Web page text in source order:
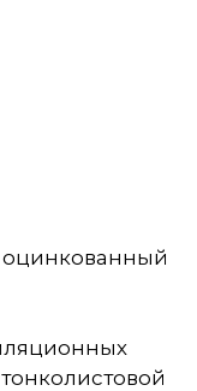
оцинкованный